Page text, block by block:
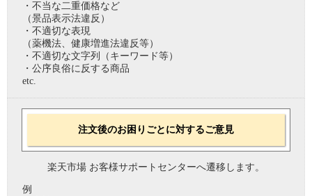
・不当な二重価格など
（景品表示法違反）
・不適切な表現
（薬機法、健康増進法違反等）
・不適切な文字列（キーワード等）
・公序良俗に反する商品
etc.
注文後のお困りごとに対するご意見
楽天市場 お客様サポートセンターへ遷移します。
例